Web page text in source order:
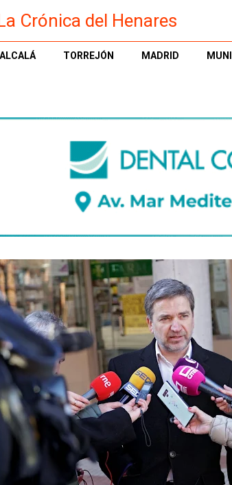
Crónica del Henares
ALCALÁ TORREJÓN MADRID